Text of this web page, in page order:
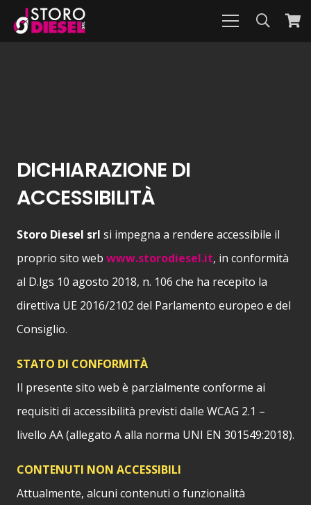
DICHIARAZIONE DI
ACCESSIBILITÀ
Storo Diesel srl si impegna a rendere accessibile il
proprio sito web www.storodiesel.it, in conformità
al D.lgs 10 agosto 2018, n. 106 che ha recepito la
direttiva UE 2016/2102 del Parlamento europeo e del
Consiglio.
STATO DI CONFORMITÀ
Il presente sito web è parzialmente conforme ai
requisiti di accessibilità previsti dalle WCAG 2.1 –
livello AA (allegato A alla norma UNI EN 301549:2018).
CONTENUTI NON ACCESSIBILI
Attualmente, alcuni contenuti o funzionalità